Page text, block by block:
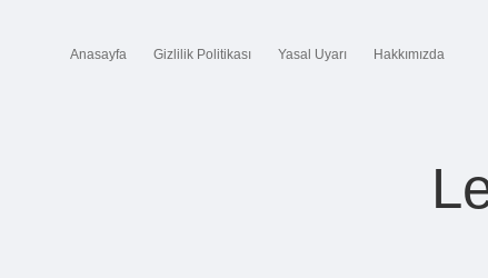
Anasayfa Gizlilik Politikası Yasal Uyarı Hakkımızda